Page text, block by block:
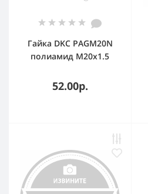
Гайка DKC PAGM20N
полиамид М20х1.5
52.00р.